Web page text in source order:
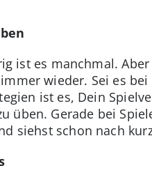
ist es manchmal.
wieder. Sei es
ist es, Dein
üben. Gerade bei
siehst schon nach